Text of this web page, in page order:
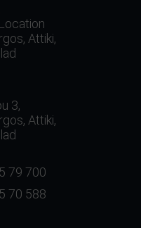
Attiki,
3,
Attiki,
79 700
70 588